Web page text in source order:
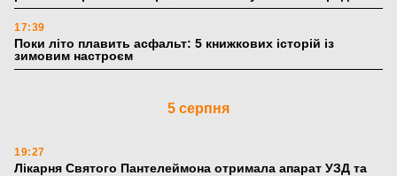
17:39
Поки літо плавить асфальт: 5 книжкових історій із
зимовим настроєм
5 серпня
19:27
Лікарня Святого Пантелеймона отримала апарат УЗД та